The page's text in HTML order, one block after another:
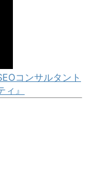
コンサルタント
』